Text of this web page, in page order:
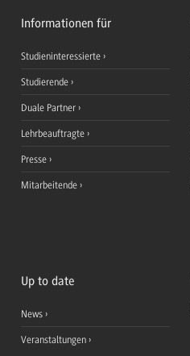
Informationen für
Studieninteressierte
Studierende
Duale Partner
Lehrbeauftragte
Presse
Mitarbeitende
Up to date
News
Veranstaltungen